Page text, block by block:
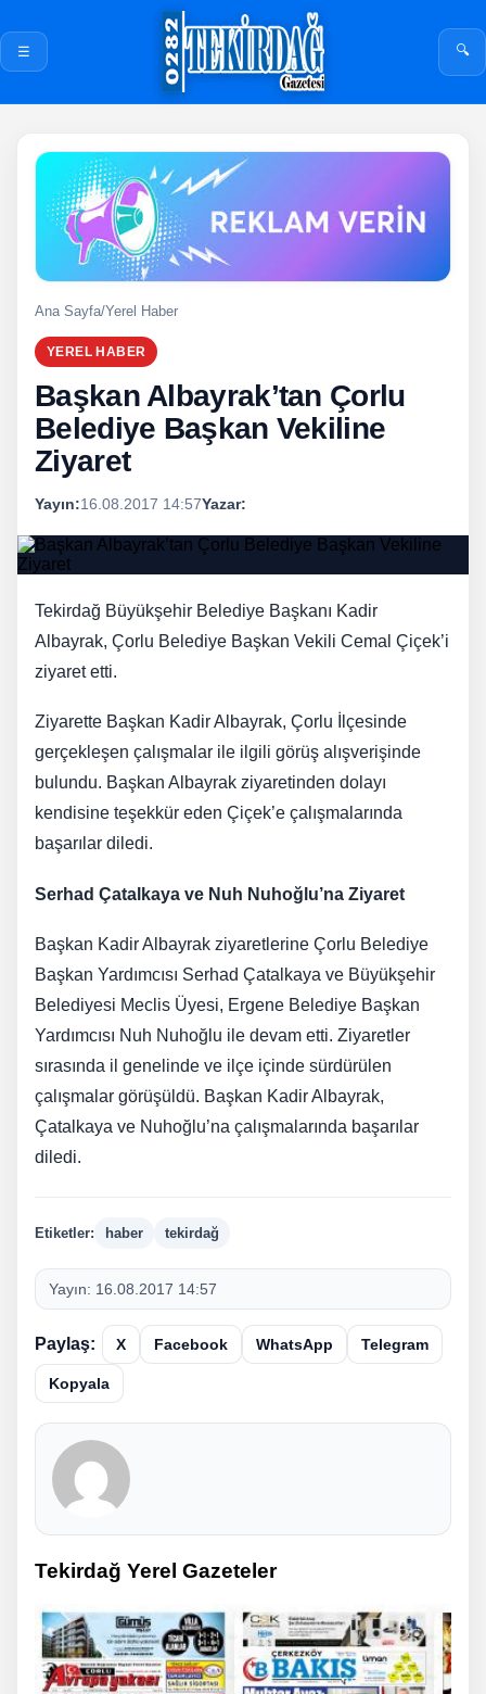
☰ 🔍
Ana Sayfa/Yerel Haber
YEREL HABER
Başkan Albayrak’tan Çorlu
Belediye Başkan Vekiline
Ziyaret
Yayın:16.08.2017 14:57Yazar:
Tekirdağ Büyükşehir Belediye Başkanı Kadir
Albayrak, Çorlu Belediye Başkan Vekili Cemal Çiçek’i
ziyaret etti.
Ziyarette Başkan Kadir Albayrak, Çorlu İlçesinde
gerçekleşen çalışmalar ile ilgili görüş alışverişinde
bulundu. Başkan Albayrak ziyaretinden dolayı
kendisine teşekkür eden Çiçek’e çalışmalarında
başarılar diledi.
Serhad Çatalkaya ve Nuh Nuhoğlu’na Ziyaret
Başkan Kadir Albayrak ziyaretlerine Çorlu Belediye
Başkan Yardımcısı Serhad Çatalkaya ve Büyükşehir
Belediyesi Meclis Üyesi, Ergene Belediye Başkan
Yardımcısı Nuh Nuhoğlu ile devam etti. Ziyaretler
sırasında il genelinde ve ilçe içinde sürdürülen
çalışmalar görüşüldü. Başkan Kadir Albayrak,
Çatalkaya ve Nuhoğlu’na çalışmalarında başarılar
diledi.
Etiketler: haber tekirdağ
Yayın: 16.08.2017 14:57
Paylaş: X Facebook WhatsApp Telegram
Kopyala
Tekirdağ Yerel Gazeteler